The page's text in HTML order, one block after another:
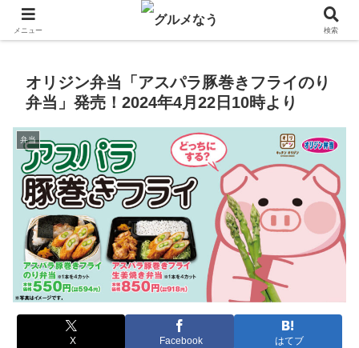
飲食店キャンペーン・食品飲料お菓子新発売のグルメニュース。
オリジン弁当「アスパラ豚巻きフライのり
弁当」発売！2024年4月22日10時より
弁当
X Facebook はてブ
メニュー 検索